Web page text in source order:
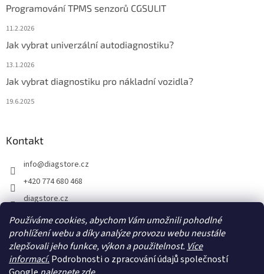
Používáme cookies, abychom Vám umožnili pohodlné
prohlížení webu a díky analýze provozu webu neustále
zlepšovali jeho funkce, výkon a použitelnost. Více
informací. Podrobnosti o zpracování údajů společností
Programování TPMS senzorů CGSULIT
11.2.2026
Jak vybrat univerzální autodiagnostiku?
13.1.2026
Jak vybrat diagnostiku pro nákladní vozidla?
19.6.2025
Kontakt
info@diagstore.cz
+420 774 680 468
diagstore.cz
diagstorecz
diagstore
@diagstorecz